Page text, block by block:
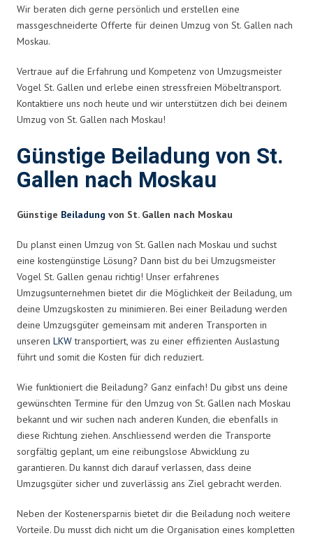
Wir beraten dich gerne persönlich und erstellen eine
massgeschneiderte Offerte für deinen Umzug von St. Gallen nach
Moskau.
Vertraue auf die Erfahrung und Kompetenz von Umzugsmeister
Vogel St. Gallen und erlebe einen stressfreien Möbeltransport.
Kontaktiere uns noch heute und wir unterstützen dich bei deinem
Umzug von St. Gallen nach Moskau!
Günstige Beiladung von St.
Gallen nach Moskau
Günstige Beiladung von St. Gallen nach Moskau
Du planst einen Umzug von St. Gallen nach Moskau und suchst
eine kostengünstige Lösung? Dann bist du bei Umzugsmeister
Vogel St. Gallen genau richtig! Unser erfahrenes
Umzugsunternehmen bietet dir die Möglichkeit der Beiladung, um
deine Umzugskosten zu minimieren. Bei einer Beiladung werden
deine Umzugsgüter gemeinsam mit anderen Transporten in
unseren LKWtransportiert, was zu einer effizienten Auslastung
führt und somit die Kosten für dich reduziert.
Wie funktioniert die Beiladung? Ganz einfach! Du gibst uns deine
gewünschten Termine für den Umzug von St. Gallen nach Moskau
bekannt und wir suchen nach anderen Kunden, die ebenfalls in
diese Richtung ziehen. Anschliessend werden die Transporte
sorgfältig geplant, um eine reibungslose Abwicklung zu
garantieren. Du kannst dich darauf verlassen, dass deine
Umzugsgüter sicher und zuverlässig ans Ziel gebracht werden.
Neben der Kostenersparnis bietet dir die Beiladung noch weitere
Vorteile. Du musst dich nicht um die Organisation eines kompletten